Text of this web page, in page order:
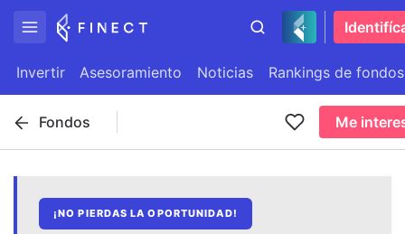
Invertir Asesoramiento Noticias Rankings de fondos
Fondos Me
¡NO PIERDAS LA OPORTUNIDAD!